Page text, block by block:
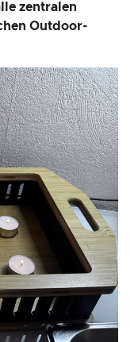
zentralen
Outdoor-